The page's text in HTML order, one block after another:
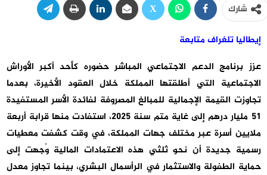
شارك
إيطاليا تلغراف متابعة
عزز برنامج الدعم الاجتماعي المباشر حضوره كأحد أكبر الأوراش
الاجتماعية التي أطلقتها المملكة خلال العقود الأخيرة، بعدما
تجاوزت القيمة الإجمالية للمبالغ المصروفة لفائدة الأسر المستفيدة
51 مليار درهم إلى غاية متم سنة 2025، استفادت منها قرابة أربعة
ملايين أسرة عبر مختلف جهات المملكة، في وقت كشفت معطيات
رسمية جديدة أن نحو ثلثي هذه الاعتمادات المالية وُجهت إلى
حماية الطفولة والاستثمار في الرأسمال البشري، بينما تجاوز معدل